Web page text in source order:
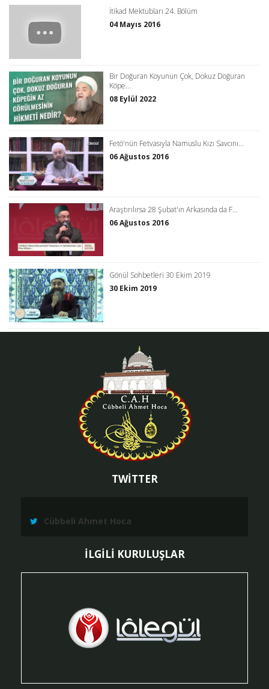
İtikad Mektubları 24. Bölüm
04 Mayıs 2016
Bir Doğuran Koyunun Çok, Dokuz Doğuran
Köpe...
08 Eylül 2022
Fetö'nün Fetvasıyla Namuslu Kızı Savcını...
06 Ağustos 2016
Araştırılırsa 28 Şubat'ın Arkasında da F...
06 Ağustos 2016
Gönül Sohbetleri 30 Ekim 2019
30 Ekim 2019
TWİTTER
Cübbeli Ahmet Hoca
İLGİLİ KURULUŞLAR